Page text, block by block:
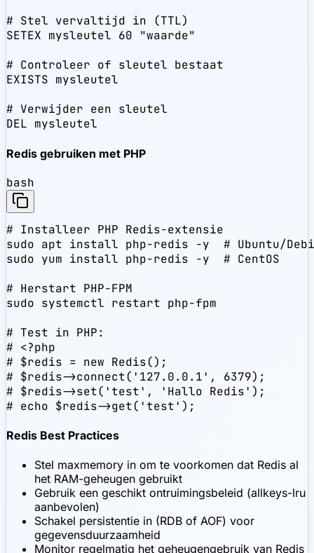
# Stel vervaltijd in (TTL)
SETEX mysleutel 60 "waarde"
# Controleer of sleutel bestaat
EXISTS mysleutel
# Verwijder een sleutel
DEL mysleutel
Redis gebruiken met PHP
bash
# Installeer PHP Redis-extensie
sudo apt install php-redis -y  # Ubuntu/
sudo yum install php-redis -y  # CentOS
# Herstart PHP-FPM
sudo systemctl restart php-fpm
# Test in PHP:
# <?php
# $redis = new Redis();
# $redis->connect('127.0.0.1', 6379);
# $redis->set('test', 'Hallo Redis');
# echo $redis->get('test');
Redis Best Practices
Stel maxmemory in om te voorkomen dat Redis al
het RAM-geheugen gebruikt
Gebruik een geschikt ontruimingsbeleid (allkeys-lru
aanbevolen)
Schakel persistentie in (RDB of AOF) voor
gegevensduurzaamheid
Monitor regelmatig het geheugengebruik van Redis